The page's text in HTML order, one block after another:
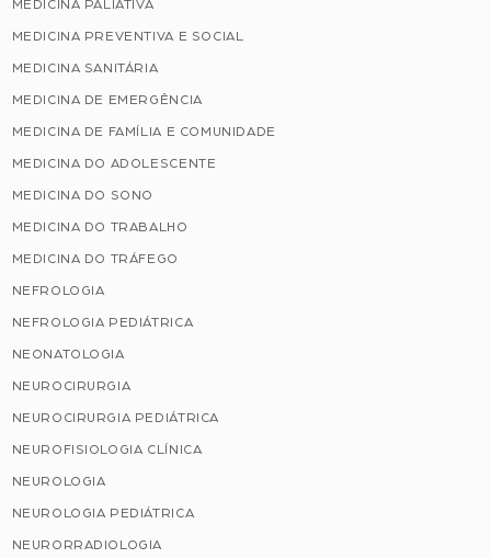
MEDICINA PALIATIVA
MEDICINA PREVENTIVA E SOCIAL
MEDICINA SANITÁRIA
MEDICINA DE EMERGÊNCIA
MEDICINA DE FAMÍLIA E COMUNIDADE
MEDICINA DO ADOLESCENTE
MEDICINA DO SONO
MEDICINA DO TRABALHO
MEDICINA DO TRÁFEGO
NEFROLOGIA
NEFROLOGIA PEDIÁTRICA
NEONATOLOGIA
NEUROCIRURGIA
NEUROCIRURGIA PEDIÁTRICA
NEUROFISIOLOGIA CLÍNICA
NEUROLOGIA
NEUROLOGIA PEDIÁTRICA
NEURORRADIOLOGIA